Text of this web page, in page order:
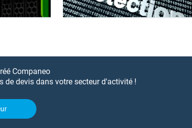
Companeo
de devis dans votre secteur d'activité !